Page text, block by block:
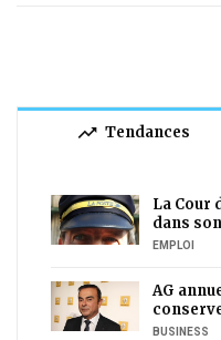
trending_up Tendances
La Cour
dans
EMPLOI
AG
BUSINESS